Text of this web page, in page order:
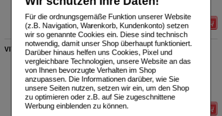
Für die ordnungsgemäße Funktion unserer Website
(z.B. Navigation, Warenkorb, Kundenkonto) setzen
wir so genannte Cookies ein. Diese sind technisch
notwendig, damit unser Shop überhaupt funktioniert.
Darüber hinaus helfen uns Cookies, Pixel und
vergleichbare Technologien, unsere Website an das
von Ihnen bevorzugte Verhalten im Shop
anzupassen. Die Informationen darüber, wie Sie
unsere Seiten nutzen, setzen wir ein, um den Shop
zu optimieren oder z.B. auf Sie zugeschnittene
Werbung einblenden zu können.
Sie sparen
Details
VITAMIN D3 TROPFEN 1.000 I.E.
Vitamaze GmbH
14439633
50 ml Tropfen
UVP**
Unser Preis*
Sie sparen
Grundpreis
287,60 €